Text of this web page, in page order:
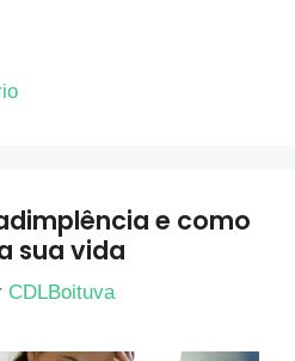
e como
sua vida
CDLBoituva